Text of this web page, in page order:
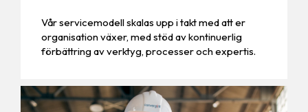
Vår servicemodell skalas upp i takt med att er
organisation växer, med stöd av kontinuerlig
förbättring av verktyg, processer och expertis.